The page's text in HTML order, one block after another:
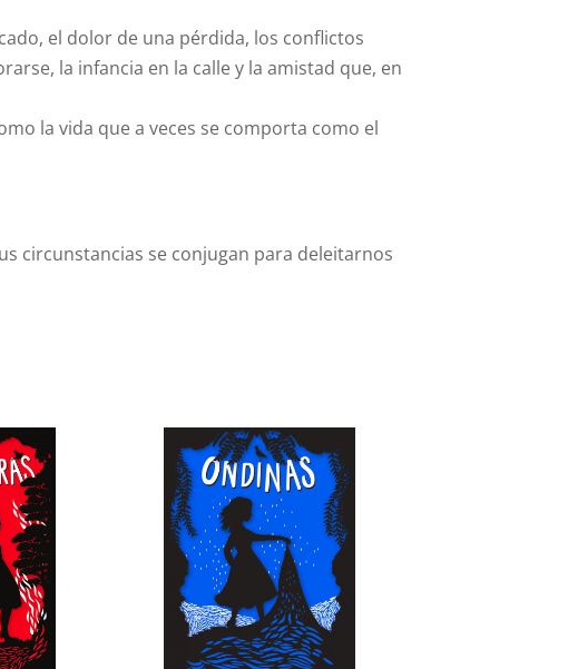
el dolor de una pérdida, los conflictos
la infancia en la calle y la amistad que, en
la vida que a veces se comporta como el
circunstancias se conjugan para deleitarnos